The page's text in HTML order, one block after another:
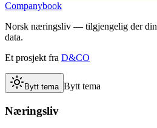
Companybook
Norsk næringsliv — tilgjengelig der din
data.
Et prosjekt fra D&CO
Bytt tema Bytt tema
Næringsliv